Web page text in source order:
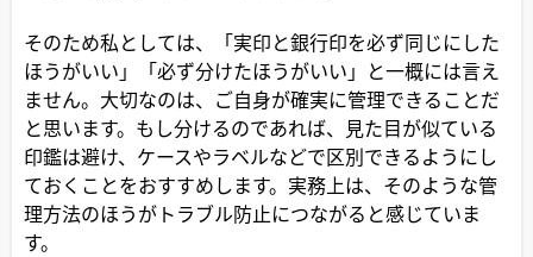
そのため私としては、「実印と銀行印を必ず同じにした
ほうがいい」「必ず分けたほうがいい」と一概には言え
ません。大切なのは、ご自身が確実に管理できることだ
と思います。もし分けるのであれば、見た目が似ている
印鑑は避け、ケースやラベルなどで区別できるようにし
ておくことをおすすめします。実務上は、そのような管
理方法のほうがトラブル防止につながると感じていま
す。